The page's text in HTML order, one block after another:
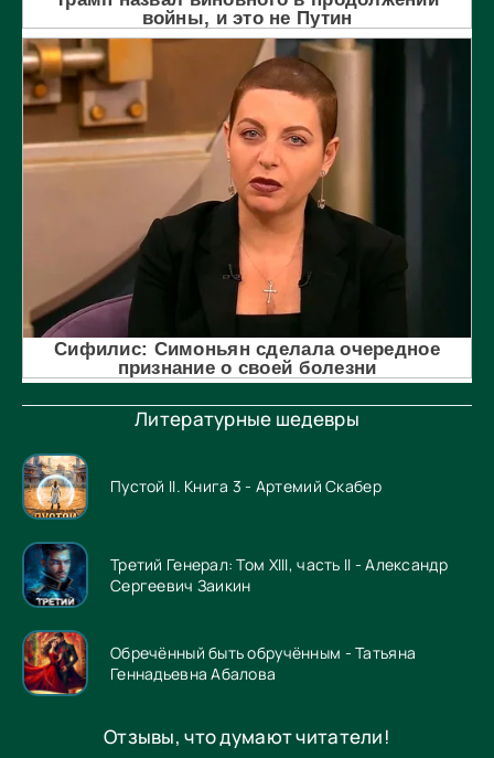
Литературные шедевры
Пустой II. Книга 3 - Артемий Скабер
Третий Генерал: Том XIII, часть II - Александр
Сергеевич Заикин
Обречённый быть обручённым - Татьяна
Геннадьевна Абалова
Отзывы, что думают читатели!